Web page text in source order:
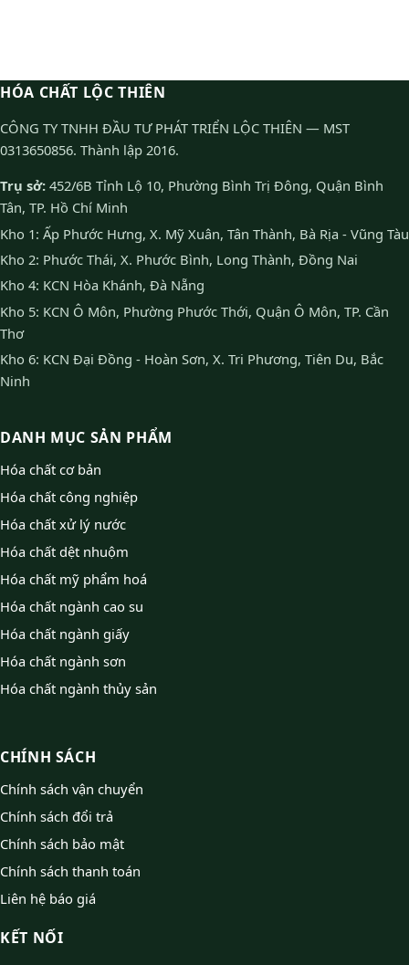
HÓA CHẤT LỘC THIÊN
CÔNG TY TNHH ĐẦU TƯ PHÁT TRIỂN LỘC THIÊN — MST
0313650856. Thành lập 2016.
Trụ sở: 452/6B Tỉnh Lộ 10, Phường Bình Trị Đông, Quận Bình
Tân, TP. Hồ Chí Minh
Kho 1: Ấp Phước Hưng, X. Mỹ Xuân, Tân Thành, Bà Rịa - Vũng Tàu
Kho 2: Phước Thái, X. Phước Bình, Long Thành, Đồng Nai
Kho 4: KCN Hòa Khánh, Đà Nẵng
Kho 5: KCN Ô Môn, Phường Phước Thới, Quận Ô Môn, TP. Cần
Thơ
Kho 6: KCN Đại Đồng - Hoàn Sơn, X. Tri Phương, Tiên Du, Bắc
Ninh
DANH MỤC SẢN PHẨM
Hóa chất cơ bản
Hóa chất công nghiệp
Hóa chất xử lý nước
Hóa chất dệt nhuộm
Hóa chất mỹ phẩm hoá
Hóa chất ngành cao su
Hóa chất ngành giấy
Hóa chất ngành sơn
Hóa chất ngành thủy sản
CHÍNH SÁCH
Chính sách vận chuyển
Chính sách đổi trả
Chính sách bảo mật
Chính sách thanh toán
Liên hệ báo giá
KẾT NỐI